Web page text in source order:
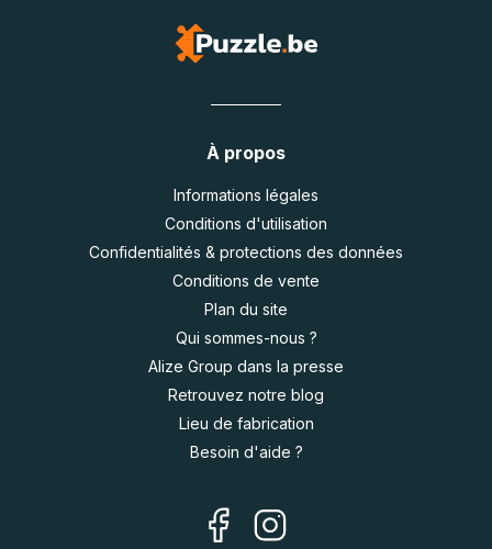
À propos
Informations légales
Conditions d'utilisation
Confidentialités & protections des données
Conditions de vente
Plan du site
Qui sommes-nous ?
Alize Group dans la presse
Retrouvez notre blog
Lieu de fabrication
Besoin d'aide ?